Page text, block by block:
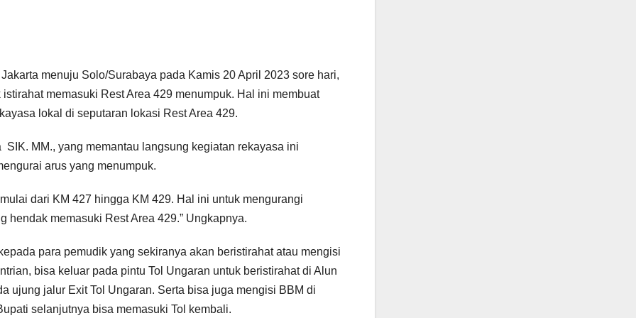
menuju Solo/Surabaya pada Kamis 20 April 2023 sore hari,
memasuki Rest Area 429 menumpuk. Hal ini membuat
lokal di seputaran lokasi Rest Area 429.
MM., yang memantau langsung kegiatan rekayasa ini
arus yang menumpuk.
dari KM 427 hingga KM 429. Hal ini untuk mengurangi
hendak memasuki Rest Area 429.” Ungkapnya.
para pemudik yang sekiranya akan beristirahat atau mengisi
bisa keluar pada pintu Tol Ungaran untuk beristirahat di Alun
ujung jalur Exit Tol Ungaran. Serta bisa juga mengisi BBM di
selanjutnya bisa memasuki Tol kembali.